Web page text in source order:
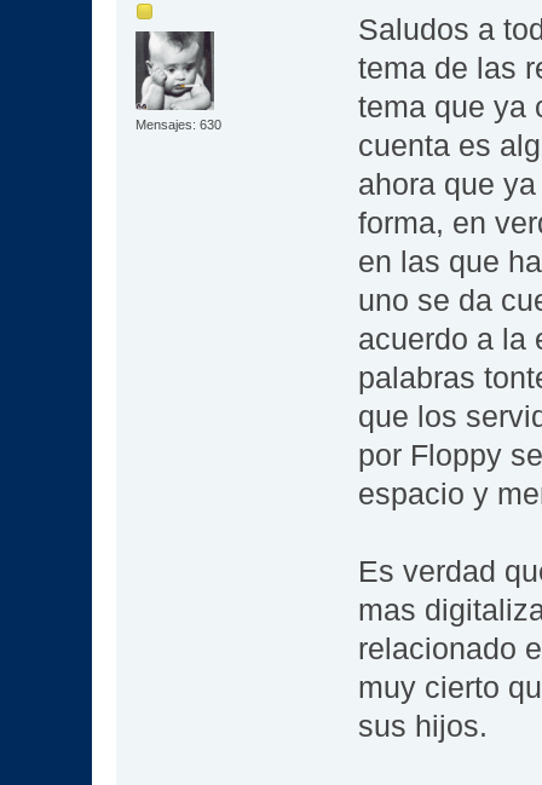
Mensajes: 630
Saludos a
tema de las
tema que ya
cuenta es
ahora que
forma, en
en las que
uno se da
acuerdo a la
palabras
que los
por Floppy
espacio y
Es verdad
mas
relacionado
muy cierto
sus hijos.